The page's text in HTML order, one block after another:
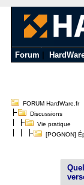
Forum
FORUM HardWare.fr
Discussions
Vie pratique
[POGNON]